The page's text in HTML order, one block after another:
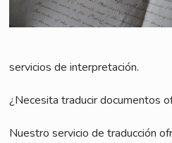
ser­vici­os de interpretación.
¿Nece­si­ta tra­du­cir docu­ment­os
Nues­tro ser­vicio de tra­duc­ción